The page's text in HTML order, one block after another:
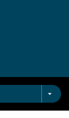
arrow_drop_down